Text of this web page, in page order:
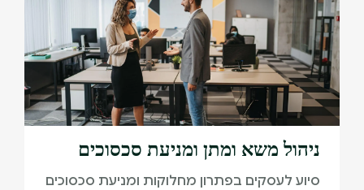
ניהול משא ומתן ומניעת סכסוכים
סיוע לעסקים בפתרון מחלוקות ומניעת סכסוכים